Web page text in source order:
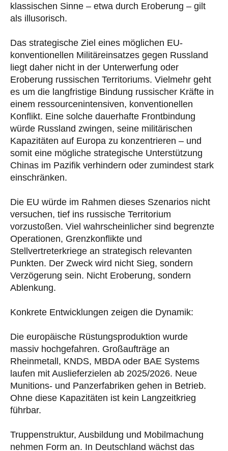
klassischen Sinne – etwa durch Eroberung – gilt
als illusorisch.
Das strategische Ziel eines möglichen EU-
konventionellen Militäreinsatzes gegen Russland
liegt daher nicht in der Unterwerfung oder
Eroberung russischen Territoriums. Vielmehr geht
es um die langfristige Bindung russischer Kräfte in
einem ressourcenintensiven, konventionellen
Konflikt. Eine solche dauerhafte Frontbindung
würde Russland zwingen, seine militärischen
Kapazitäten auf Europa zu konzentrieren – und
somit eine mögliche strategische Unterstützung
Chinas im Pazifik verhindern oder zumindest stark
einschränken.
Die EU würde im Rahmen dieses Szenarios nicht
versuchen, tief ins russische Territorium
vorzustoßen. Viel wahrscheinlicher sind begrenzte
Operationen, Grenzkonflikte und
Stellvertreterkriege an strategisch relevanten
Punkten. Der Zweck wird nicht Sieg, sondern
Verzögerung sein. Nicht Eroberung, sondern
Ablenkung.
Konkrete Entwicklungen zeigen die Dynamik:
Die europäische Rüstungsproduktion wurde
massiv hochgefahren. Großaufträge an
Rheinmetall, KNDS, MBDA oder BAE Systems
laufen mit Auslieferzielen ab 2025/2026. Neue
Munitions- und Panzerfabriken gehen in Betrieb.
Ohne diese Kapazitäten ist kein Langzeitkrieg
führbar.
Truppenstruktur, Ausbildung und Mobilmachung
nehmen Form an. In Deutschland wächst das